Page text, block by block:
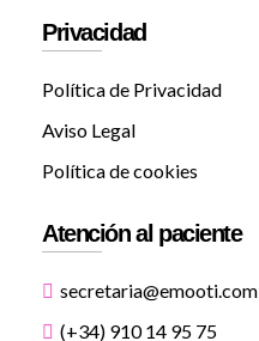
Privacidad
Política de Privacidad
Aviso Legal
Política de cookies
Atención al paciente
secretaria@emooti.com
(+34) 910 14 95 75